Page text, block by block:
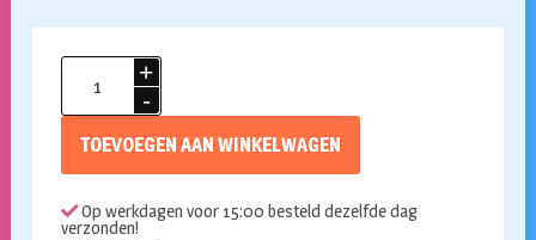
TOEVOEGEN AAN WINKELWAGEN
Op werkdagen voor 15:00 besteld dezelfde dag
verzonden!